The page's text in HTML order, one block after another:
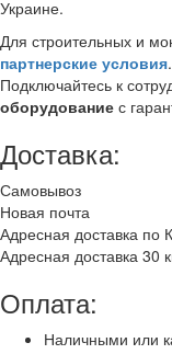
Украине.
Для строительных и
партнерские условия.
Подключайтесь к
оборудование с
Доставка:
Самовывоз
Новая почта
Адресная доставка по
Адресная доставка 30
Оплата:
Наличными или